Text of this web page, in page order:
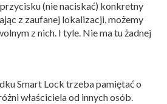
(nie naciskać) konkretny
z zaufanej lokalizacji, możemy
z nich. I tyle. Nie ma tu żadnej
Smart Lock trzeba pamiętać o
właściciela od innych osób.